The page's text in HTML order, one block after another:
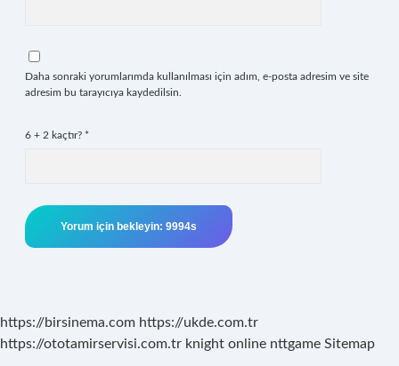
Daha sonraki yorumlarımda kullanılması için adım, e-posta adresim ve site
adresim bu tarayıcıya kaydedilsin.
6 + 2 kaçtır? *
https://birsinema.com https://ukde.com.tr
https://ototamirservisi.com.tr knight online nttgame Sitemap